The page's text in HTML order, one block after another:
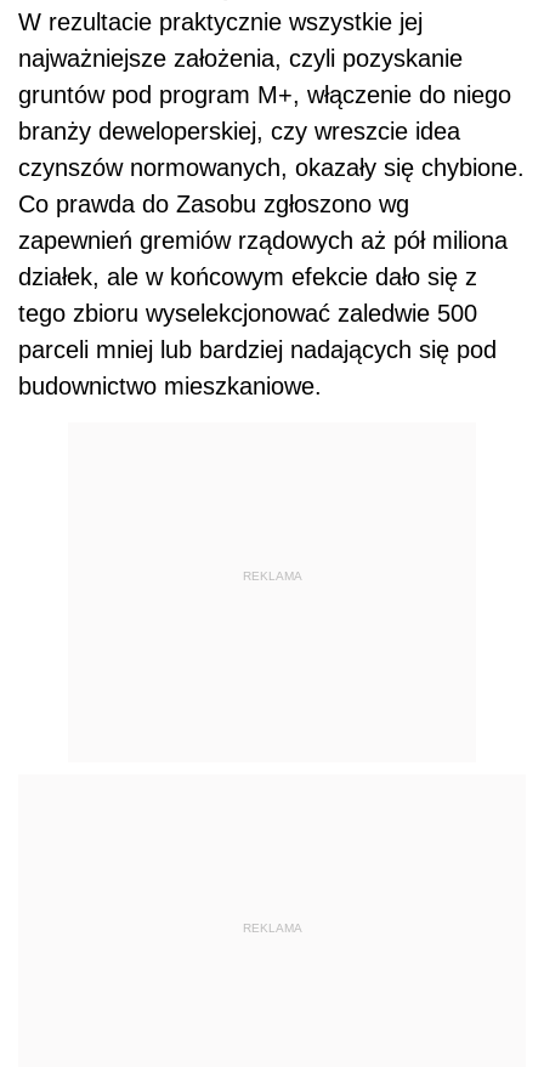
W rezultacie praktycznie wszystkie jej
najważniejsze założenia, czyli pozyskanie
gruntów pod program M+, włączenie do niego
branży deweloperskiej, czy wreszcie idea
czynszów normowanych, okazały się chybione.
Co prawda do Zasobu zgłoszono wg
zapewnień gremiów rządowych aż pół miliona
działek, ale w końcowym efekcie dało się z
tego zbioru wyselekcjonować zaledwie 500
parceli mniej lub bardziej nadających się pod
budownictwo mieszkaniowe.
REKLAMA
REKLAMA